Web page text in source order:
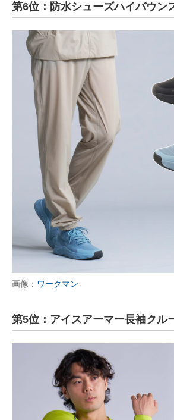
第6位：防水シューズハイバウン
画像： ワークマン
第5位：アイスアーマー長袖クル